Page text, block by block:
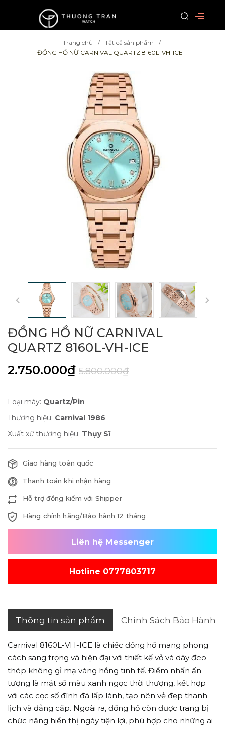
Trang chủ
Tất cả sản phẩm
ĐỒNG HỒ NỮ CARNIVAL QUARTZ 8160L-VH-ICE
ĐỒNG HỒ NỮ CARNIVAL
QUARTZ 8160L-VH-ICE
2.750.000₫ 5.800.000₫
Loại máy: Quartz/Pin
Thương hiệu: Carnival 1986
Xuất xứ thương hiệu: Thụy Sĩ
Giao hàng toàn quốc
Thanh toán khi nhận hàng
Hỗ trợ đồng kiểm với Shipper
Hàng chính hãng/Bảo hành 12 tháng
Liên hệ Messenger
Hotline 0777803717
Thông tin sản phẩm Chính Sách Bảo Hành
Carnival 8160L-VH-ICE là chiếc đồng hồ mang phong
cách sang trọng và hiện đại với thiết kế vỏ và dây đeo
thép không gỉ mạ vàng hồng tinh tế. Điểm nhấn ấn
tượng là mặt số màu xanh ngọc thời thượng, kết hợp
với các cọc số đính đá lấp lánh, tạo nên vẻ đẹp thanh
lịch và đẳng cấp. Ngoài ra, đồng hồ còn được trang bị
chức năng hiển thị ngày tiện lợi, phù hợp cho những ai